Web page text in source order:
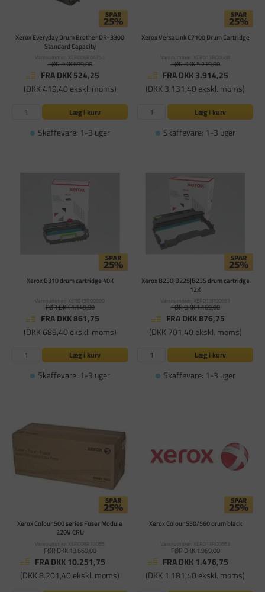
Xerox Everyday Drum Brother DR-3300
Standard Capacity
Varenummer: XER006R04753
FØR DKK 699,00
FRA DKK 524,25
(DKK 419,40 ekskl. moms)
Læg i kurv
Skaffevare: 1-3 uger
Xerox VersaLink C7100 Drum Cartridge
Varenummer: XER013R00688
FØR DKK 5.219,00
FRA DKK 3.914,25
(DKK 3.131,40 ekskl. moms)
Læg i kurv
Skaffevare: 1-3 uger
Xerox B310 drum cartridge 40K
Varenummer: XER013R00690
FØR DKK 1.149,00
FRA DKK 861,75
(DKK 689,40 ekskl. moms)
Læg i kurv
Skaffevare: 1-3 uger
Xerox B230|B225|B235 drum cartridge
12K
Varenummer: XER013R00691
FØR DKK 1.169,00
FRA DKK 876,75
(DKK 701,40 ekskl. moms)
Læg i kurv
Skaffevare: 1-3 uger
Xerox Colour 500 series Fuser Module
220V CRU
Varenummer: XER008R13065
FØR DKK 13.669,00
FRA DKK 10.251,75
(DKK 8.201,40 ekskl. moms)
Xerox Colour 550/560 drum black
Varenummer: XER013R00663
FØR DKK 1.969,00
FRA DKK 1.476,75
(DKK 1.181,40 ekskl. moms)